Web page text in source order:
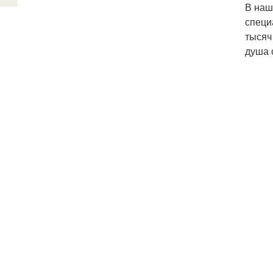
В
душа